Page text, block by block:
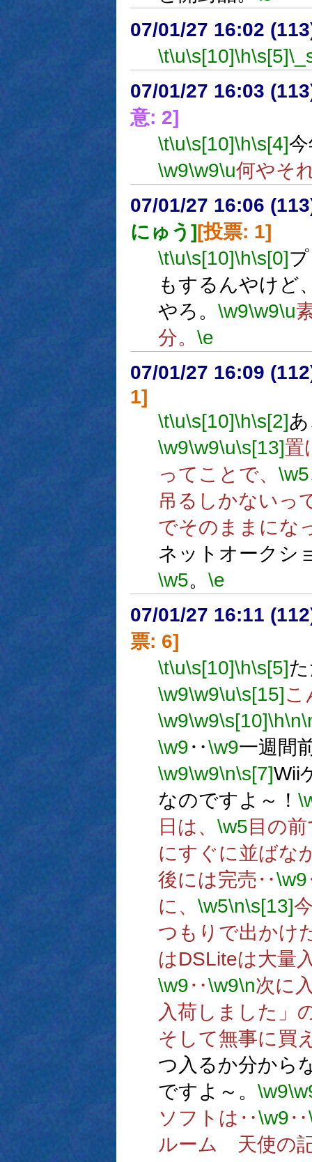
07/01/27 16:02
\t\u\s[10]\h\s[5]
07/01/27 16:03
意: 2]
\t\u\s[10]\h\s[4]
\w9\w9\u何やそ
07/01/27 16:06
にゅう][投票: 1]
\t\u\s[10]\h\s[0]
もするんやけど
やろ。 \w9\w9\u
分。 \e
07/01/27 16:09
1]
\t\u\s[10]\h\s[2]
\w9\w9\u\s[13]置
ってことで、 \w5
吊るしかないっ
でそのままにな
ネットオークシ
\w5。 \e
07/01/27 16:11
票: 6]
\t\u\s[10]\h\s[5]
\w9\w9\u\s[15] こ
\w9\w9\s[10]\h\n
\w9‥\w9一週間
\w9\w9\n\s[7]Wii
なのですよ～！
日は、 \w5 目の
にすぐに並ばな
後には完売‥\w9
に、 \w5\n\s[13]
つもりで出かけ
はDSLiteは大量
\w9‥\w9\n次に
入荷しました」
そして無事に買
つ入るか分から
ですよ～。 \w9
ソフトは‥\w9‥
ルーム 天使の